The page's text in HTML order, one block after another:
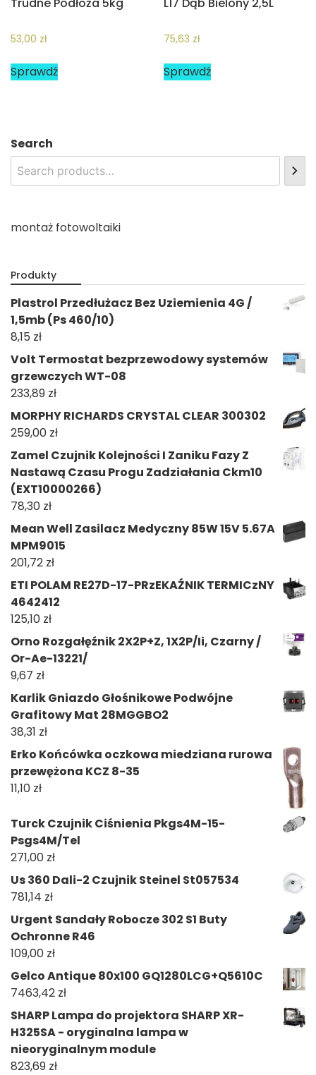
53,00 zł
Sprawdź
75,63 zł
Sprawdź
Search
montaż fotowoltaiki
Produkty
Plastrol Przedłużacz Bez Uziemienia 4G /
1,5mb (Ps 460/10)
8,15 zł
Volt Termostat bezprzewodowy systemów
grzewczych WT-08
233,89 zł
MORPHY RICHARDS CRYSTAL CLEAR 300302
259,00 zł
Zamel Czujnik Kolejności I Zaniku Fazy Z
Nastawą Czasu Progu Zadziałania Ckm10
(EXT10000266)
78,30 zł
Mean Well Zasilacz Medyczny 85W 15V 5.67A
MPM9015
201,72 zł
ETI POLAM RE27D-17-PRzEKAŹNIK TERMICzNY
4642412
125,10 zł
Orno Rozgałęźnik 2X2P+Z, 1X2P/Ii, Czarny /
Or-Ae-13221/
9,67 zł
Karlik Gniazdo Głośnikowe Podwójne
Grafitowy Mat 28MGGBO2
38,31 zł
Erko Końcówka oczkowa miedziana rurowa
przewężona KCZ 8-35
11,10 zł
Turck Czujnik Ciśnienia Pkgs4M-15-
Psgs4M/Tel
271,00 zł
Us 360 Dali-2 Czujnik Steinel St057534
781,14 zł
Urgent Sandały Robocze 302 S1 Buty
Ochronne R46
109,00 zł
Gelco Antique 80x100 GQ1280LCG+Q5610C
7463,42 zł
SHARP Lampa do projektora SHARP XR-
H325SA - oryginalna lampa w
nieoryginalnym module
823,69 zł